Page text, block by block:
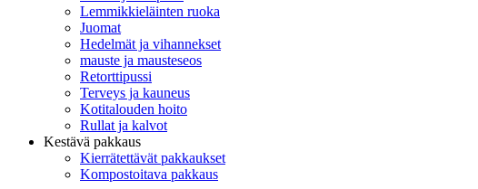
Lemmikkieläinten ruoka
Juomat
Hedelmät ja vihannekset
mauste ja mausteseos
Retorttipussi
Terveys ja kauneus
Kotitalouden hoito
Rullat ja kalvot
Kestävä pakkaus
Kierrätettävät pakkaukset
Kompostoitava pakkaus